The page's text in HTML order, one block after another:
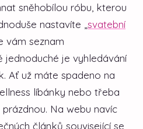
sněhobílou róbu, kterou
nastavíte „ svatební
vám seznam
jednoduché je vyhledávání
Ať už máte spadeno na
líbánky nebo třeba
Na webu navíc
článků související se